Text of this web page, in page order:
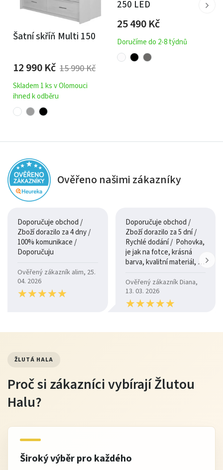
Šatní skříň Multi 150
12 990Kč 15 990Kč
Skladem 1 ks v Olomouci
ihned k odběru
250 LED
25 490Kč
Doručíme do 2-8 týdnů
Ověřeno našimi zákazníky
Doporučuje obchod /
Zboží dorazilo za 4 dny /
100% komunikace /
Doporučuju
Ověřený zákazník alim, 25.
04. 2026
★★★★★
★★★★★
Doporučuje obchod /
Zboží dorazilo za 5 dní /
Rychlé dodání / Pohovka,
je jak na fotce, krásná
barva, kvalitní materiál, a
Ověřený zákazník Diana,
13. 03. 2026
★★★★★
★★★★★
ŽLUTÁ HALA
Proč si zákazníci vybírají Žlutou
Halu?
Široký výběr pro každého